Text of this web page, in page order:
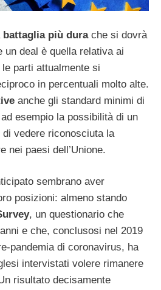
battaglia più durache si dovrà
un deal è quella relativa ai
parti attualmente si
in percentuali molto alte.
anche gli standard minimi di
esempio la possibilità di un
vedere riconosciuta la
nei paesi dell’Unione.
sembrano aver
posizioni: almeno stando
, un questionario che
e che, conclusosi nel 2019
pandemia di coronavirus, ha
intervistati volere rimanere
risultato decisamente